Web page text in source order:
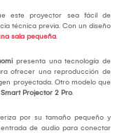
este proyector sea fácil de
técnica previa. Con un diseño
sala pequeña.
presenta una tecnología de
ofrecer una reproducción de
proyectada. Otro modelo que
Projector 2 Pro.
por su tamaño pequeño y
entrada de audio para conectar